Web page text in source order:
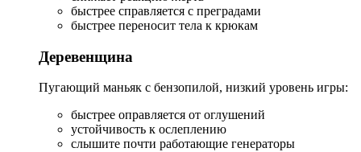
быстрее справляется с преградами
быстрее переносит тела к крюкам
Деревенщина
Пугающий маньяк с бензопилой, низкий уровень игры:
быстрее оправляется от оглушений
устойчивость к ослеплению
слышите почти работающие генераторы